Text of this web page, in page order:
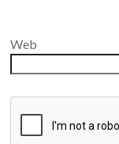
Web